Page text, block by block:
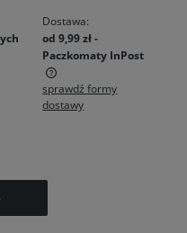
Dostawa:
od 9,99 zł-
Paczkomaty InPost
kosztów płatności
sprawdź formy
dostawy